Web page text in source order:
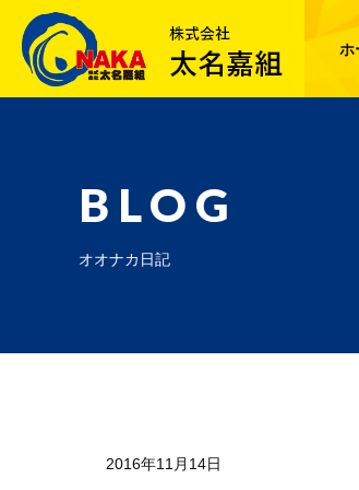
ホ
BLOG
オオナカ日記
2016年11月14日